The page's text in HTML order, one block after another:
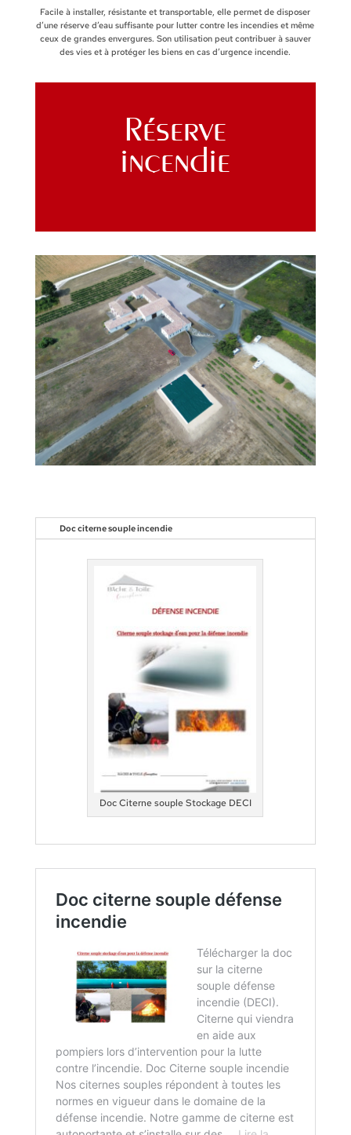
Facile à installer, résistante et transportable, elle permet de disposer
d’une réserve d’eau suffisante pour lutter contre les incendies et même
ceux de grandes envergures. Son utilisation peut contribuer à sauver
des vies et à protéger les biens en cas d’urgence incendie.
Réserve
incendie
Doc citerne souple incendie
Doc Citerne souple Stockage DECI